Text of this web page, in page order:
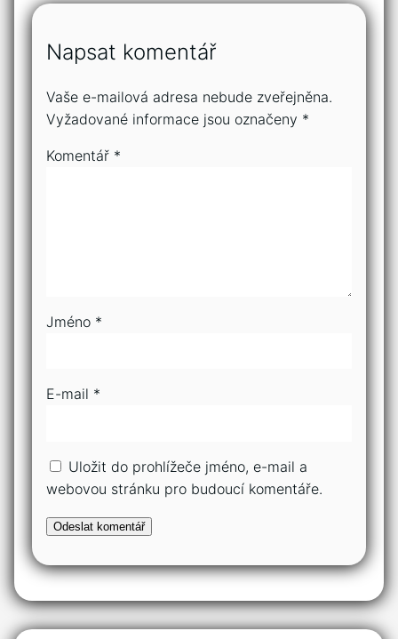
Napsat komentář
Vaše e-mailová adresa nebude zveřejněna.
Vyžadované informace jsou označeny *
Komentář *
Jméno *
E-mail *
Uložit do prohlížeče jméno, e-mail a
webovou stránku pro budoucí komentáře.